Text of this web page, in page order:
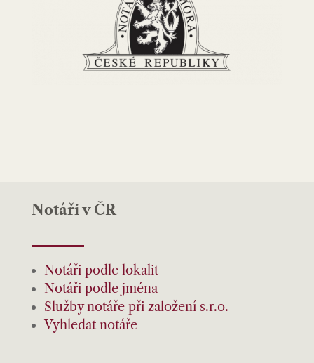
Notáři v ČR
Notáři podle lokalit
Notáři podle jména
Služby notáře při založení s.r.o.
Vyhledat notáře